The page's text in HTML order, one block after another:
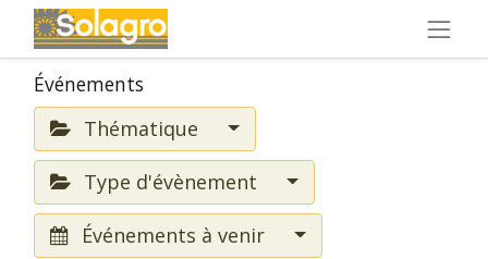
Événements
Thématique
Type d'évènement
Événements à venir